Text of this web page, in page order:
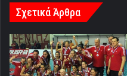
Σχετικά Άρθρα